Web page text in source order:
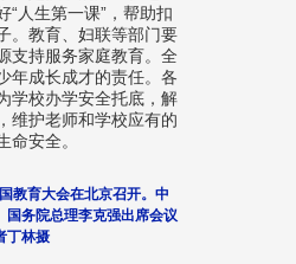
“人生第一课”，帮助扣
。教育、妇联等部门要
支持服务家庭教育。全
年成长成才的责任。各
学校办学安全托底，解
维护老师和学校应有的
命安全。
教育大会在北京召开。中
国务院总理李克强出席会议
丁林摄